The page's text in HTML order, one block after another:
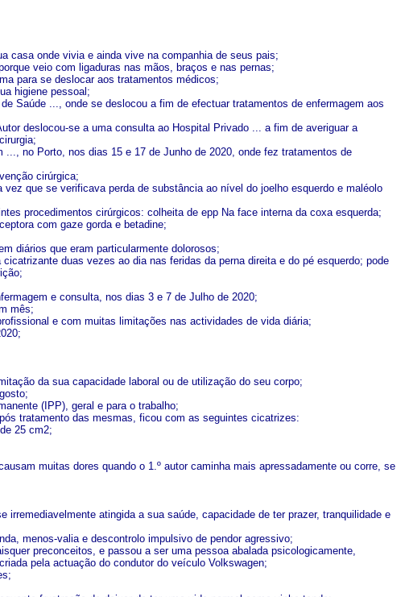
casa onde vivia e ainda vive na companhia de seus pais;
veio com ligaduras nas mãos, braços e nas pernas;
para se deslocar aos tratamentos médicos;
higiene pessoal;
Saúde ..., onde se deslocou a fim de efectuar tratamentos de enfermagem aos
deslocou-se a uma consulta ao Hospital Privado ... a fim de averiguar a
no Porto, nos dias 15 e 17 de Junho de 2020, onde fez tratamentos de
cirúrgica;
que se verificava perda de substância ao nível do joelho esquerdo e maléolo
procedimentos cirúrgicos: colheita de epp Na face interna da coxa esquerda;
com gaze gorda e betadine;
diários que eram particularmente dolorosos;
duas vezes ao dia nas feridas da perna direita e do pé esquerdo; pode
e consulta, nos dias 3 e 7 de Julho de 2020;
mês;
e com muitas limitações nas actividades de vida diária;
da sua capacidade laboral ou de utilização do seu corpo;
(IPP), geral e para o trabalho;
tratamento das mesmas, ficou com as seguintes cicatrizes:
25 cm2;
muitas dores quando o 1.º autor caminha mais apressadamente ou corre, se
atingida a sua saúde, capacidade de ter prazer, tranquilidade e
menos-valia e descontrolo impulsivo de pendor agressivo;
preconceitos, e passou a ser uma pessoa abalada psicologicamente,
pela actuação do condutor do veículo Volkswagen;